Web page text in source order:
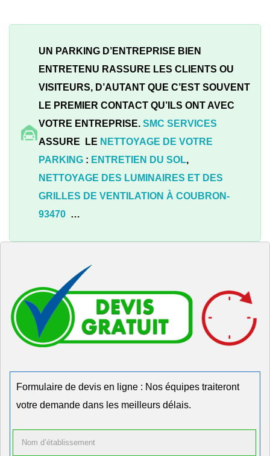
UN PARKING D’ENTREPRISE BIEN
ENTRETENU RASSURE LES CLIENTS OU
VISITEURS, D’AUTANT QUE C’EST SOUVENT
LE PREMIER CONTACT QU’ILS ONT AVEC
VOTRE ENTREPRISE. SMC SERVICES
ASSURE LE NETTOYAGE DE VOTRE
PARKING : ENTRETIEN DU SOL,
NETTOYAGE DES LUMINAIRES ET DES
GRILLES DE VENTILATION À COUBRON-
93470 …
Formulaire de devis en ligne : Nos équipes traiteront
votre demande dans les meilleurs délais.